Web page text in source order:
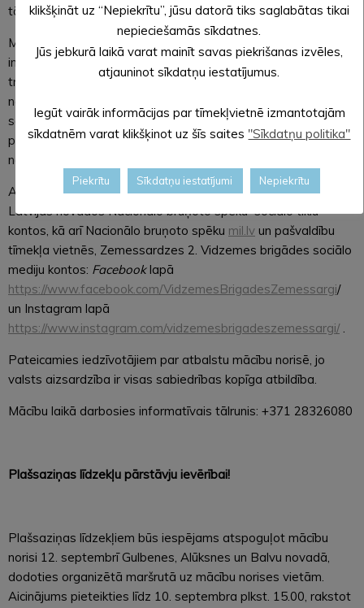
tādēļ iespējami īslaicīgi satiksmes ierobežojumi.
Mācību laikā tiks izmantota mācību munīcija un kaujas
imitācijas līdzekļi, kā arī militāro lidaparātu lidojumi, kas rada
troksni, taču nerada draudus veselībai un dzīvībai, kā arī
nenodara bojājumus videi. Uzdevumu izpilde notiks iepriekš
saskaņotos valstij un pašvaldībām, privātām un juridiskām
personām piederošos zemes īpašumos. Mācībām
noslēdzoties, izmantotās teritorijas tiks sakoptas.
Aicinām sekot līdzi aktuālajai informācijai par mācību norisi
Latvijas novados Nacionālo bruņoto spēku sociālo tīklu
kontos, kā arī Nacionālo bruņoto spēku mil.lv un pašvaldību
tīmekļa vietnēs, Zemessardzes 2. Vidzemes brigādes sociālo
mediju kontos: Facebooklapā
https://www.facebook.com/VidzemesBrigadesZemessargi/
un Instagram lapā
https://www.instagram.com/vidzemesbrigadeszemessargi/.
Pateicamies iedzīvotājiem par atbalstu mācību norisē, jo
valsts aizsardzība ir visas sabiedrības kopīga atbildība.
Mācību laikā darbosies informatīvais tālrunis: +371 28326080
Plašsaziņas līdzekļu pārstāvju ievērībai!
Plašsaziņas līdzekļiem būs iespējams atspoguļot mācību
norisi 12. septembrī Gulbenes, Alūksnes un Balvu novadā,
dodoties organizētā maršrutā uz mācību norises vietām.
Aicinājums pieteikties līdz 10. septembra plkst. 15.00, rakstot
klikšķināt uz “Nepiekrītu”, jūsu datorā tiks saglabātas tikai
nepieciešamās sīkdatnes.
Jūs jebkurā laikā varat mainīt savas piekrišanas izvēles,
atjauninot sīkdatņu iestatījumus.
Iegūt vairāk informācijas par tīmekļvietnē izmantotajām
sīkdatnēm varat klikšķinot uz šīs saites "Sīkdatņu politika"
Piekrītu Sīkdatņu iestatījumi Nepiekrītu